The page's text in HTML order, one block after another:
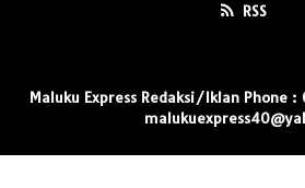
RSS
Maluku Express Redaksi/Iklan Phone